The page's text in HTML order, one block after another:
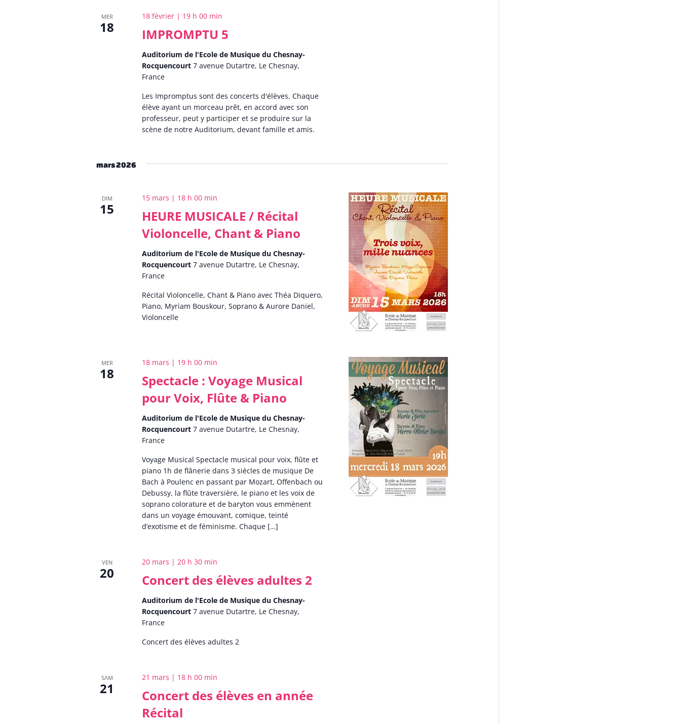
MER
18 IMPROMPTU 5
18 février | 19 h 00 min
Auditorium de l'Ecole de Musique du Chesnay-
Rocquencourt7 avenue Dutartre, Le Chesnay,
France
Les Impromptus sont des concerts d'élèves. Chaque
élève ayant un morceau prêt, en accord avec son
professeur, peut y participer et se produire sur la
scène de notre Auditorium, devant famille et amis.
mars 2026
DIM
15
HEURE MUSICALE / Récital
Violoncelle, Chant & Piano
15 mars | 18 h 00 min
Auditorium de l'Ecole de Musique du Chesnay-
Rocquencourt7 avenue Dutartre, Le Chesnay,
France
Récital Violoncelle, Chant & Piano avec Théa Diquero,
Piano, Myriam Bouskour, Soprano & Aurore Daniel,
Violoncelle
MER
18
Spectacle : Voyage Musical
pour Voix, Flûte & Piano
18 mars | 19 h 00 min
Auditorium de l'Ecole de Musique du Chesnay-
Rocquencourt7 avenue Dutartre, Le Chesnay,
France
Voyage Musical Spectacle musical pour voix, flûte et
piano 1h de flânerie dans 3 siècles de musique De
Bach à Poulenc en passant par Mozart, Offenbach ou
Debussy, la flûte traversière, le piano et les voix de
soprano colorature et de baryton vous emmènent
dans un voyage émouvant, comique, teinté
d’exotisme et de féminisme. Chaque […]
VEN
20 Concert des élèves adultes 2
20 mars | 20 h 30 min
Auditorium de l'Ecole de Musique du Chesnay-
Rocquencourt7 avenue Dutartre, Le Chesnay,
France
Concert des élèves adultes 2
SAM
21
Concert des élèves en année
Récital
21 mars | 18 h 00 min